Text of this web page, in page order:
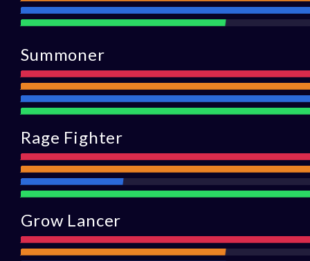
Asistencia
Summoner
Ataque
Alcance
Defensa
Asistencia
Rage Fighter
Ataque
Alcance
Defensa
Asistencia
Grow Lancer
Ataque
Alcance